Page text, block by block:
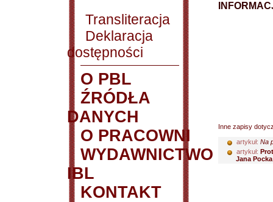
Transliteracja
Deklaracja
dostępności
O PBL
ŹRÓDŁA
DANYCH
O PRACOWNI
WYDAWNICTWO
IBL
KONTAKT
Inne zapisy
artykuł: Na
artykuł:
Jana Pocka